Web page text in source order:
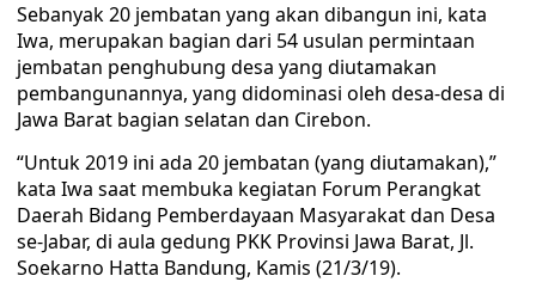
Sebanyak 20 jembatan yang akan dibangun ini, kata
Iwa, merupakan bagian dari 54 usulan permintaan
jembatan penghubung desa yang diutamakan
pembangunannya, yang didominasi oleh desa-desa di
Jawa Barat bagian selatan dan Cirebon.
“Untuk 2019 ini ada 20 jembatan (yang diutamakan),”
kata Iwa saat membuka kegiatan Forum Perangkat
Daerah Bidang Pemberdayaan Masyarakat dan Desa
se-Jabar, di aula gedung PKK Provinsi Jawa Barat, Jl.
Soekarno Hatta Bandung, Kamis (21/3/19).